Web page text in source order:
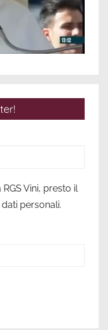
Vini, presto il
personali.